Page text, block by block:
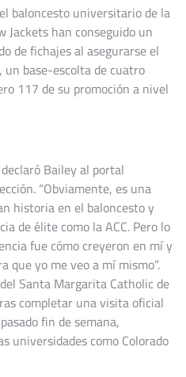
baloncesto universitario de la
Jackets han conseguido un
de fichajes al asegurarse el
un base-escolta de cuatro
117 de su promoción a nivel
Bailey al portal
“Obviamente, es una
historia en el baloncesto y
de élite como la ACC. Pero lo
fue cómo creyeron en mí y
que yo me veo a mí mismo”.
Santa Margarita Catholic de
completar una visita oficial
fin de semana,
universidades como Colorado